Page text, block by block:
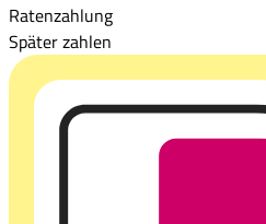
Ratenzahlung
Später zahlen